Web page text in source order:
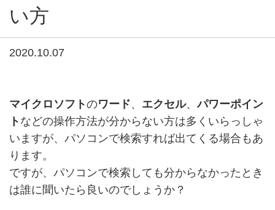
い方
2020.10.07
マイクロソフトのワード、 エクセル、パワーポイン
ト などの操作方法が分からない方は多くいらっしゃ
いますが、パソコンで検索すれば出てくる場合もあ
ります。
ですが、パソコンで検索しても分からなかったとき
は誰に聞いたら良いのでしょうか？